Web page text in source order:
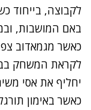
לקבוצה, בייחוד
באם המושבות,
כאשר מגמאדוב
לקראת המשחק
יחליף את אסי
כאשר באימון